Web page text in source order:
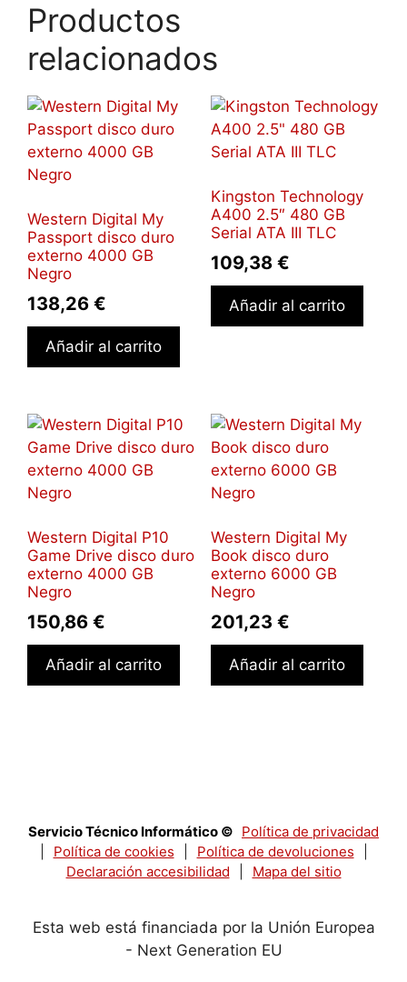
Productos
relacionados
Western Digital My
Passport disco duro
externo 4000 GB
Negro
138,26 €
Añadir al carrito
Kingston Technology
A400 2.5″ 480 GB
Serial ATA III TLC
109,38 €
Añadir al carrito
Western Digital P10
Game Drive disco duro
externo 4000 GB
Negro
150,86 €
Añadir al carrito
Western Digital My
Book disco duro
externo 6000 GB
Negro
201,23 €
Añadir al carrito
Servicio Técnico Informático © Política de privacidad
Política de cookies Política de devoluciones
Declaración accesibilidad
Mapa del sitio
Esta web está financiada por la Unión Europea
- Next Generation EU